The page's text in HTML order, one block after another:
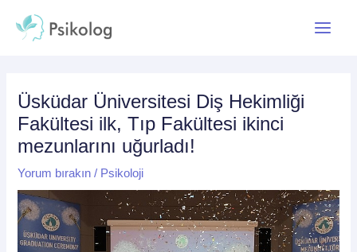
atla
Üsküdar Üniversitesi Diş Hekimliği
Fakültesi ilk, Tıp Fakültesi ikinci
mezunlarını uğurladı!
Yorum bırakın / Psikoloji
dolaşımı